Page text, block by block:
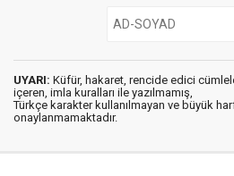
UYARI: Küfür, hakaret, rencide edici
içeren, imla kuralları ile yazılmamış,
Türkçe karakter kullanılmayan ve büyük
onaylanmamaktadır.